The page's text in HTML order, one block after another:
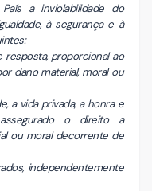
a inviolabilidade do
à segurança e à
proporcional ao
dano material, moral ou
a vida privada, a honra e
o direito a
ou moral decorrente de
independentemente